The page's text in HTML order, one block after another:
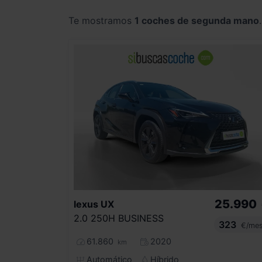
Te mostramos 1 coches de segunda mano.
lexus UX
2.0 250H BUSINESS
61.860 km
2020
Automático
Híbrido
25.990
323
€/